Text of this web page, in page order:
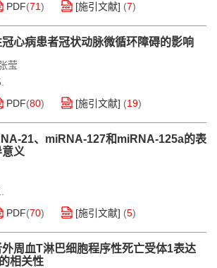
PDF(71) [施引文献] (7)
心病患者冠状动脉微循环障碍的影响
莹
PDF(80) [施引文献] (19)
21、miRNA-127和miRNA-125a的表
义
PDF(70) [施引文献] (5)
周血T淋巴细胞程序性死亡受体1表达
相关性